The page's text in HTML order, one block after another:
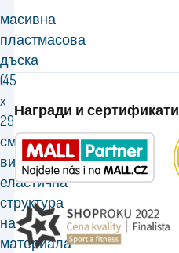
масивна
пластмасова
дъска
(45
x
29
см)
високо
еластична
структура
на
материала
Награди и сертификати